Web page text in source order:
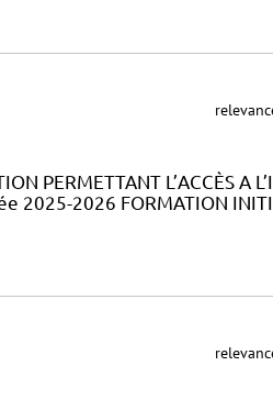
PERMETTANT L’ACCÈS A
2025-2026 FORMATION